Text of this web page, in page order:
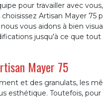
pour travailler avec
Artisan Mayer 75
vous aidons à bien
jusqu'à ce que
Mayer 75
et des granulats, les
esthétique. Toutefois,